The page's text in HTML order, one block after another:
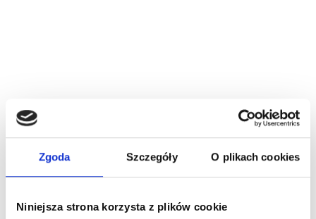
Zgoda Szczegóły O plikach cookies
Niniejsza strona korzysta z plików cookie
KOBIETY I ICH BIZNESY
ANETA DZIEDZICKA –
WYWIAD Z KOBIETĄ BIZNESU
Przez Kasia Gostrowska 7 kwietnia 2025